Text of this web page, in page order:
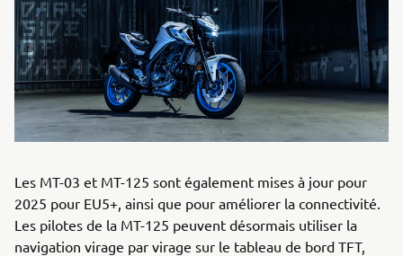
Les MT-03 et MT-125 sont également mises à jour pour
2025 pour EU5+, ainsi que pour améliorer la connectivité.
Les pilotes de la MT-125 peuvent désormais utiliser la
navigation virage par virage sur le tableau de bord TFT,